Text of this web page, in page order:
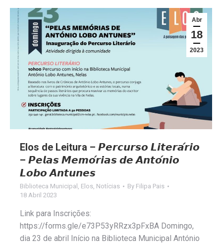
Abr
18
2023
Elos de Leitura – 𝙋𝙚𝙧𝙘𝙪𝙧𝙨𝙤 𝙇𝙞𝙩𝙚𝙧𝙖́𝙧𝙞𝙤
– 𝙋𝙚𝙡𝙖𝙨 𝙈𝙚𝙢𝙤́𝙧𝙞𝙖𝙨 𝙙𝙚 𝘼𝙣𝙩𝙤́𝙣𝙞𝙤
𝙇𝙤𝙗𝙤 𝘼𝙣𝙩𝙪𝙣𝙚𝙨
Biblioteca Municipal , Elos, Notícias By Filipa Pais
18 Abril 2023
Link para Inscrições:
https://forms.gle/e73P53yRRzx3pFxBA Domingo,
dia 23 de abril Início na Biblioteca Municipal António